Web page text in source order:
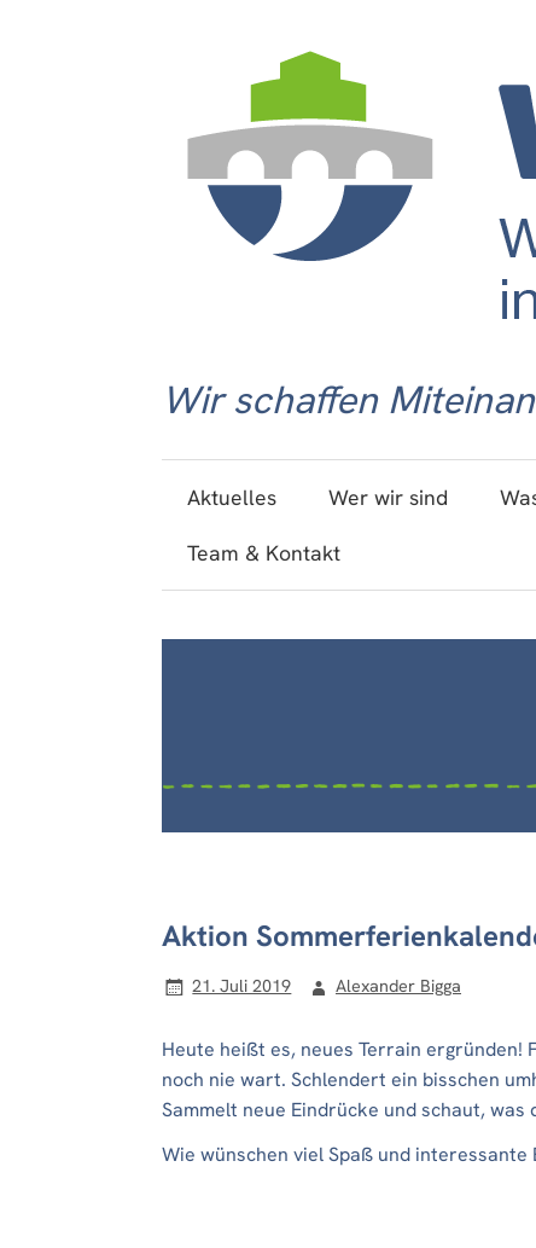
Wir schaffen
Aktuelles Wer wir sind
Team & Kontakt
Aktion
21. Juli 2019 Alexander Bigga
Heute heißt es, neues Terrain ergründen!
noch nie wart. Schlendert ein bisschen
Sammelt neue Eindrücke und schaut, was
Wie wünschen viel Spaß und interessante